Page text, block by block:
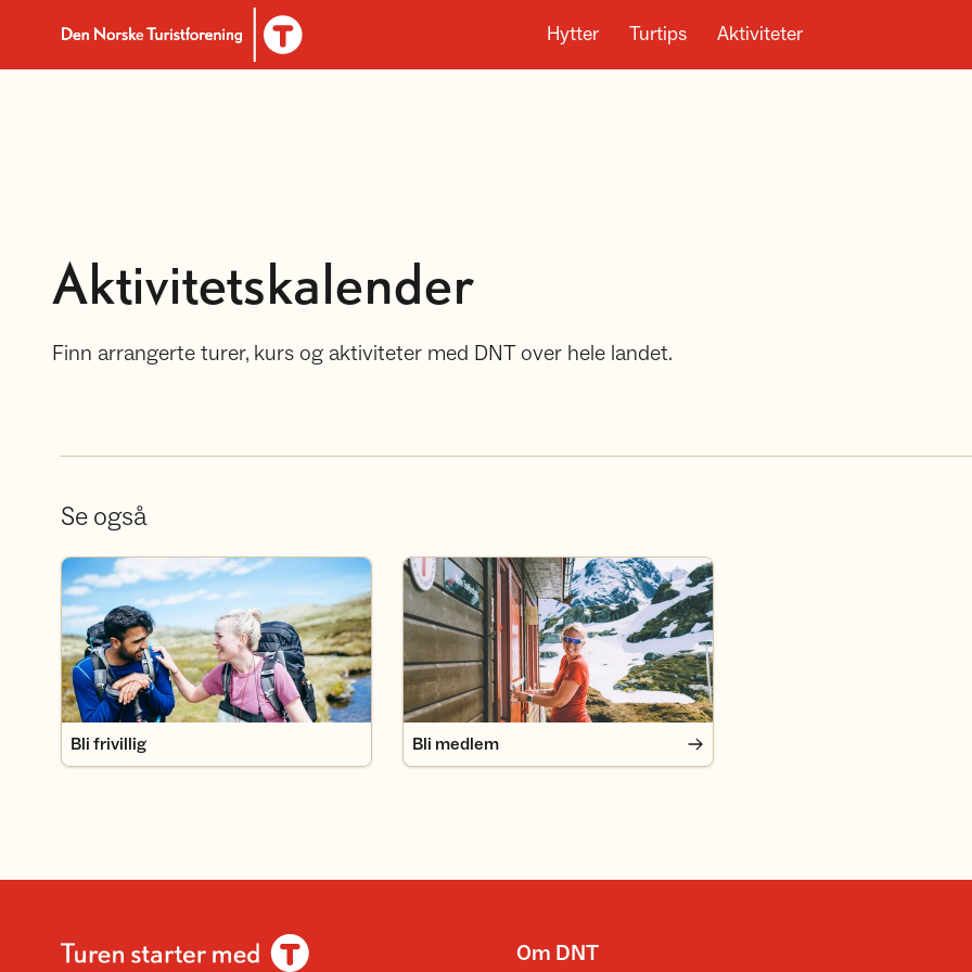
Til DNT.no forside
Hytter Turtips Aktiviteter
Aktivitetskalender
Finn arrangerte turer, kurs og aktiviteter med DNT over hele landet.
Se også
Bli frivillig
Bli frivillig
Bli medlem
Bli medlem
Om DNT